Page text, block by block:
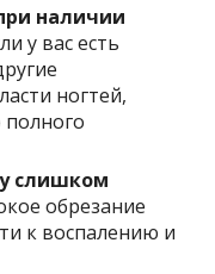
наличии
у вас есть
ногтей,
слишком
обрезание
к воспалению и